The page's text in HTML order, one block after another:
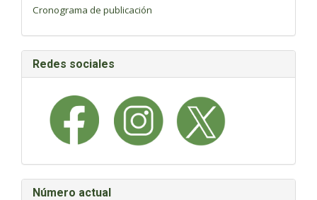
Cronograma de publicación
Redes sociales
Número actual